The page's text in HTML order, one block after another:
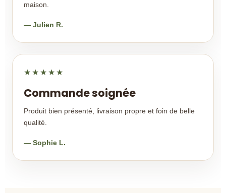
maison.
— Julien R.
★★★★★
Commande soignée
Produit bien présenté, livraison propre et foin de belle
qualité.
— Sophie L.